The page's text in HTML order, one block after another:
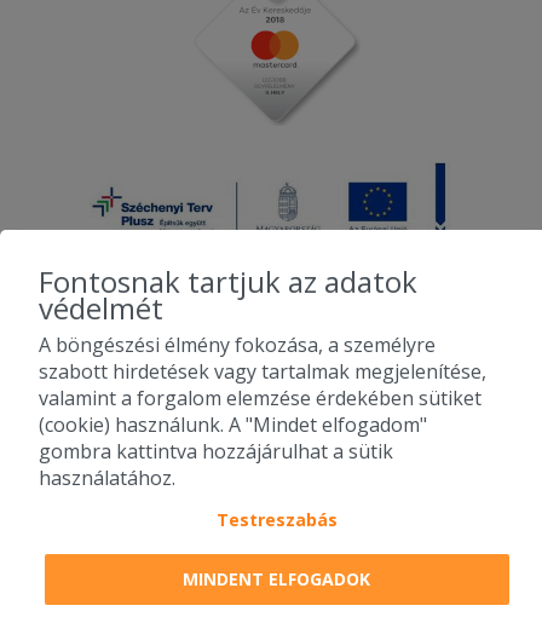
2010-2026 Copyright - Falatozz.hu - Diston-line Kft.
Pizza, gyros, hamburger, menük kedvező áron, egy helyen az összes
étterem ajánlata.
Fontosnak tartjuk az adatok
védelmét
A böngészési élmény fokozása, a személyre
szabott hirdetések vagy tartalmak megjelenítése,
valamint a forgalom elemzése érdekében sütiket
(cookie) használunk. A "Mindet elfogadom"
gombra kattintva hozzájárulhat a sütik
használatához.
Testreszabás
MINDENT ELFOGADOK